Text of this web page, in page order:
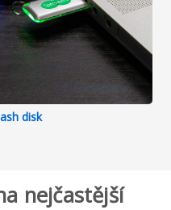
disk
nejčastější